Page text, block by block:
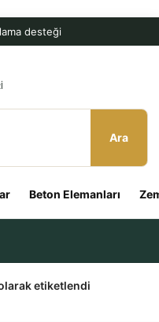
desteği
Ara
Beton Elemanları
olarak etiketlendi